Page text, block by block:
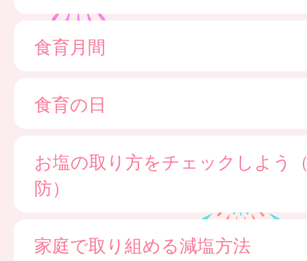
食育月間
食育の日
お塩の取り方をチェックしよう
防）
家庭で取り組める減塩方法